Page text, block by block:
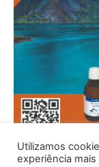
Utilizamos
experiência